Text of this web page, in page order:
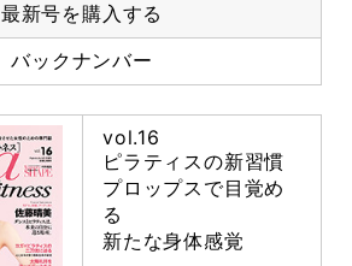
最新号を購入する
バックナンバー
vol.16
ピラティスの新習慣
プロップスで目覚め
る
新たな身体感覚